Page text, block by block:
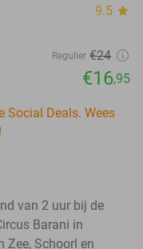
9.5 star
Regulier €24
€16,95
Social Deals. Wees
van 2 uur bij de
Barani in
Zee, Schoorl en